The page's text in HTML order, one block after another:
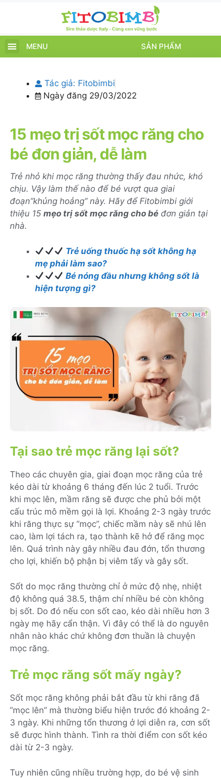
MENU SẢN PHẨM
Tác giả: Fitobimbi
Ngày đăng 29/03/2022
15 mẹo trị sốt mọc răng cho
bé đơn giản, dễ làm
Trẻ nhỏ khi mọc răng thường thấy đau nhức, khó
chịu. Vậy làm thế nào để bé vượt qua giai
đoạn”khủng hoảng’’ này. Hãy để Fitobimbi giới
thiệu 15 mẹo trị sốt mọc răng cho bé đơn giản tại
nhà.
Trẻ uống thuốc hạ sốt không hạ
mẹ phải làm sao?
Bé nóng đầu nhưng không sốt là
hiện tượng gì?
Tại sao trẻ mọc răng lại sốt?
Theo các chuyên gia, giai đoạn mọc răng của trẻ
kéo dài từ khoảng 6 tháng đến lúc 2 tuổi. Trước
khi mọc lên, mầm răng sẽ được che phủ bởi một
cấu trúc mô mềm gọi là lợi. Khoảng 2-3 ngày trước
khi răng thực sự ”mọc”, chiếc mầm này sẽ nhú lên
cao, làm lợi tách ra, tạo thành kẽ hở để răng mọc
lên. Quá trình này gây nhiều đau đớn, tổn thương
cho lợi, khiến bộ phận bị viêm tấy và gây sốt.
Sốt do mọc răng thường chỉ ở mức độ nhẹ, nhiệt
độ không quá 38.5, thậm chí nhiều bé còn không
bị sốt. Do đó nếu con sốt cao, kéo dài nhiều hơn 3
ngày mẹ hãy cẩn thận. Vì đây có thể là do nguyên
nhân nào khác chứ không đơn thuần là chuyện
mọc răng.
Trẻ mọc răng sốt mấy ngày?
Sốt mọc răng không phải bắt đầu từ khi răng đã
”mọc lên” mà thường biểu hiện trước đó khoảng 2-
3 ngày. Khi những tổn thương ở lợi diễn ra, cơn sốt
sẽ được hình thành. Tình ra thời điểm con sốt kéo
dài từ 2-3 ngày.
Tuy nhiên cũng nhiều trường hợp, do bé vệ sinh